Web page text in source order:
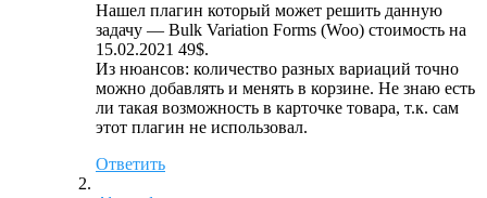
Нашел плагин который может решить данную
задачу — Bulk Variation Forms (Woo) стоимость на
15.02.2021 49$.
Из нюансов: количество разных вариаций точно
можно добавлять и менять в корзине. Не знаю есть
ли такая возможность в карточке товара, т.к. сам
этот плагин не использовал.
Ответить